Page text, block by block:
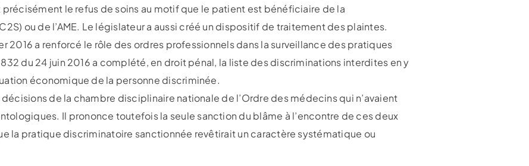
le refus de soins au motif que le patient est bénéficiaire de la
ou de l’AME. Le législateur a aussi créé un dispositif de traitement des plaintes.
2016 a renforcé le rôle des ordres professionnels dans la surveillance des pratiques
du 24 juin 2016 a complété, en droit pénal, la liste des discriminations interdites en y
économique de la personne discriminée.
de la chambre disciplinaire nationale de l’Ordre des médecins qui n’avaient
Il prononce toutefois la seule sanction du blâme à l’encontre de ces deux
la pratique discriminatoire sanctionnée revêtirait un caractère systématique ou